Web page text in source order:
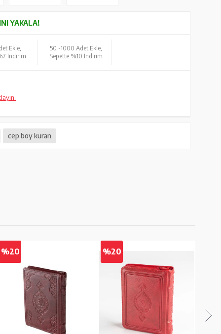
YAKALA!
Ekle,
İndirim
50 -1000 Adet Ekle,
Sepette %10 İndirim
cep boy kuran
%20 %20